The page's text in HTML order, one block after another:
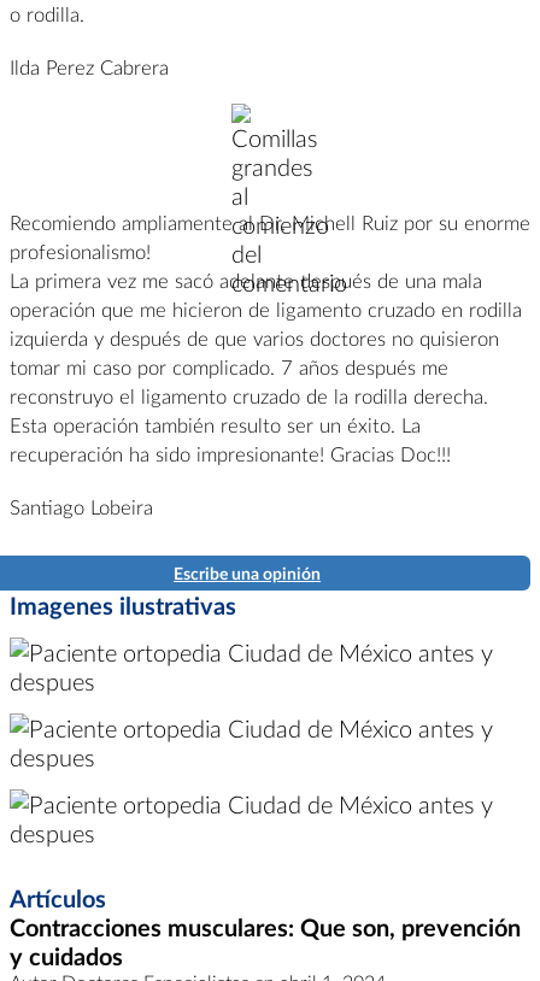
o rodilla.
Ilda Perez Cabrera
Recomiendo ampliamente al Dr. Michell Ruiz por su enorme
profesionalismo!
La primera vez me sacó adelante después de una mala
operación que me hicieron de ligamento cruzado en rodilla
izquierda y después de que varios doctores no quisieron
tomar mi caso por complicado. 7 años después me
reconstruyo el ligamento cruzado de la rodilla derecha.
Esta operación también resulto ser un éxito. La
recuperación ha sido impresionante! Gracias Doc!!!
Santiago Lobeira
Escribe una opinión
Imagenes ilustrativas
Artículos
Contracciones musculares: Que son, prevención
y cuidados